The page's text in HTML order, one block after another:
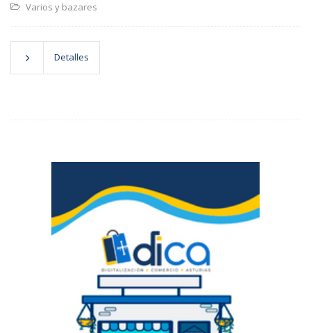
Varios y bazares
Detalles